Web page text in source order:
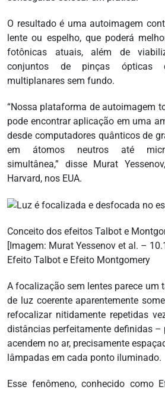
O resultado é uma autoimagem
lente ou espelho, que poderá
fotônicas atuais, além de
conjuntos de pinças ópticas
multiplanares sem fundo.
“Nossa plataforma de autoimagem
pode encontrar aplicação em uma
desde computadores quânticos de
em átomos neutros até
simultânea,” disse Murat
Harvard, nos EUA.
Conceito dos efeitos Talbot e
[Imagem: Murat Yessenov et al. –
Efeito Talbot e Efeito Montgomery
A focalização sem lentes parece um
de luz coerente aparentemente
refocalizar nitidamente repetidas
distâncias perfeitamente definidas –
acendem no ar, precisamente
lâmpadas em cada ponto iluminado.
Esse fenômeno, conhecido como